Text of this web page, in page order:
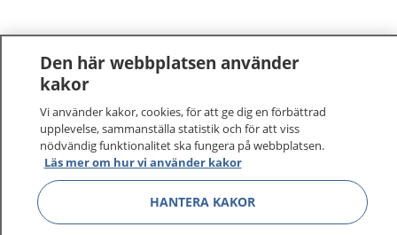
Den här webbplatsen använder
kakor
Vi använder kakor, cookies, för att ge dig en förbättrad
upplevelse, sammanställa statistik och för att viss
nödvändig funktionalitet ska fungera på webbplatsen.
Läs mer om hur vi använder kakor
HANTERA KAKOR